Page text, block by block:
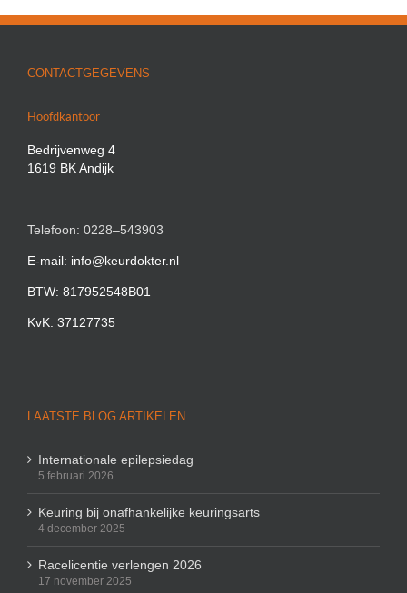
CONTACTGEGEVENS
Hoofdkantoor
Bedrijvenweg 4
1619 BK Andijk
Telefoon: 0228–543903
E-mail: info@keurdokter.nl
BTW: 817952548B01
KvK: 37127735
LAATSTE BLOG ARTIKELEN
Internationale epilepsiedag
5 februari 2026
Keuring bij onafhankelijke keuringsarts
4 december 2025
Racelicentie verlengen 2026
17 november 2025